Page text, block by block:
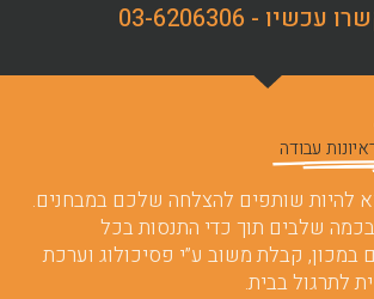
- 03-6206306
עבודה
להיות שותפים להצלחה שלכם במבחנים.
שלבים תוך כדי התנסות בכל
במכון, קבלת משוב ע”י פסיכולוג וערכת
לתרגול בבית.